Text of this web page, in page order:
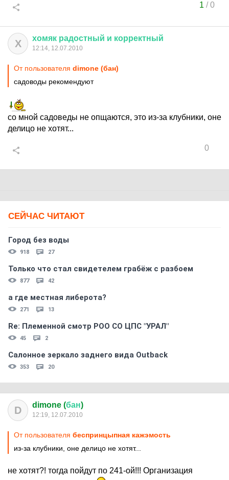
1 /0
Х хомяк радостный и корректный
12:14, 12.07.2010
От пользователя dimone (бан)
садоводы рекомендуют
со мной садоведы не опщаются, это из-за клубники, оне
делицо не хотят...
0
СЕЙЧАС ЧИТАЮТ
Город без воды
918 27
Только что стал свидетелем грабёж с разбоем
877 42
а где местная либерота?
271 13
Re: Племеннoй смoтр РOO CO ЦПС "УРАЛ"
45 2
Салонное зеркало заднего вида Outback
353 20
D dimone (бан)
12:19, 12.07.2010
От пользователя беспринцыпная кажэмость
из-за клубники, оне делицо не хотят...
не хотят?! тогда пойдут по 241-ой!!! Организация